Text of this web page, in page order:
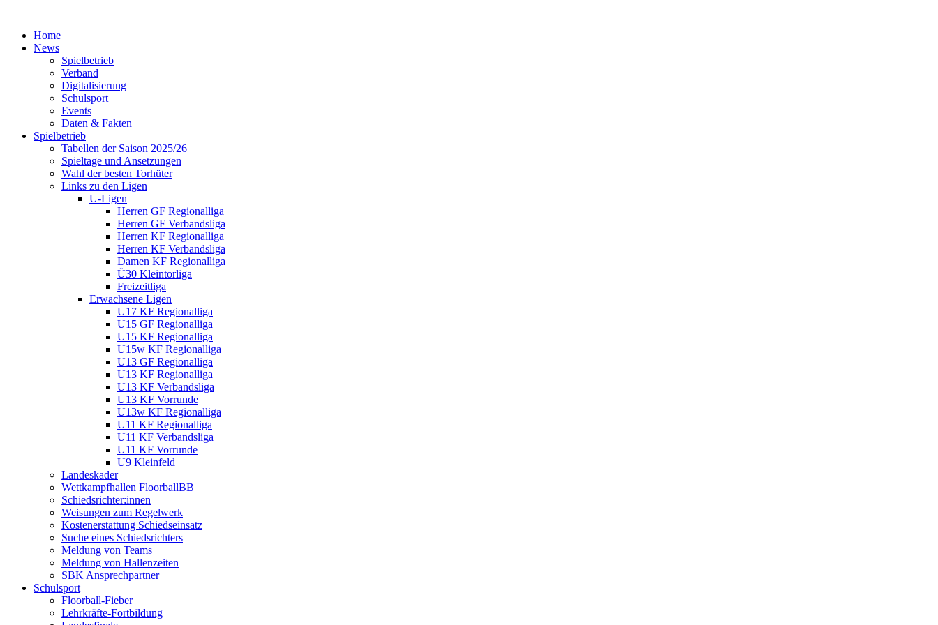
Home
News
Spielbetrieb
Verband
Digitalisierung
Schulsport
Events
Daten & Fakten
Spielbetrieb
Tabellen der Saison 2025/26
Spieltage und Ansetzungen
Wahl der besten Torhüter
Links zu den Ligen
U-Ligen
Herren GF Regionalliga
Herren GF Verbandsliga
Herren KF Regionalliga
Herren KF Verbandsliga
Damen KF Regionalliga
Ü30 Kleintorliga
Freizeitliga
Erwachsene Ligen
U17 KF Regionalliga
U15 GF Regionalliga
U15 KF Regionalliga
U15w KF Regionalliga
U13 GF Regionalliga
U13 KF Regionalliga
U13 KF Verbandsliga
U13 KF Vorrunde
U13w KF Regionalliga
U11 KF Regionalliga
U11 KF Verbandsliga
U11 KF Vorrunde
U9 Kleinfeld
Landeskader
Wettkampfhallen FloorballBB
Schiedsrichter:innen
Weisungen zum Regelwerk
Kostenerstattung Schiedseinsatz
Suche eines Schiedsrichters
Meldung von Teams
Meldung von Hallenzeiten
SBK Ansprechpartner
Schulsport
Floorball-Fieber
Lehrkräfte-Fortbildung